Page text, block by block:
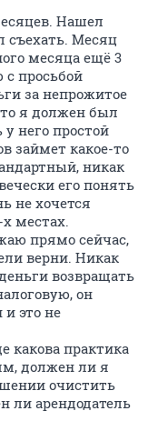
Нашел
съехать. Месяц
месяца ещё 3
с просьбой
за непрожитое
я должен был
у него простой
займет какое-то
никак
его понять
не хочется
местах.
прямо сейчас,
верни. Никак
возвращать
он
и это не
какова практика
должен ли я
очистить
ли арендодатель